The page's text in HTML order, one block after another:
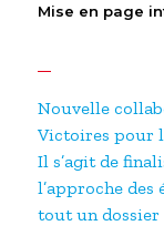
Mise en page
Nouvelle
Victoires pour
Il s’agit de
l’approche des
tout un dossier